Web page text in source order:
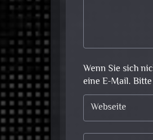
Wenn Sie sich
eine E-Mail.